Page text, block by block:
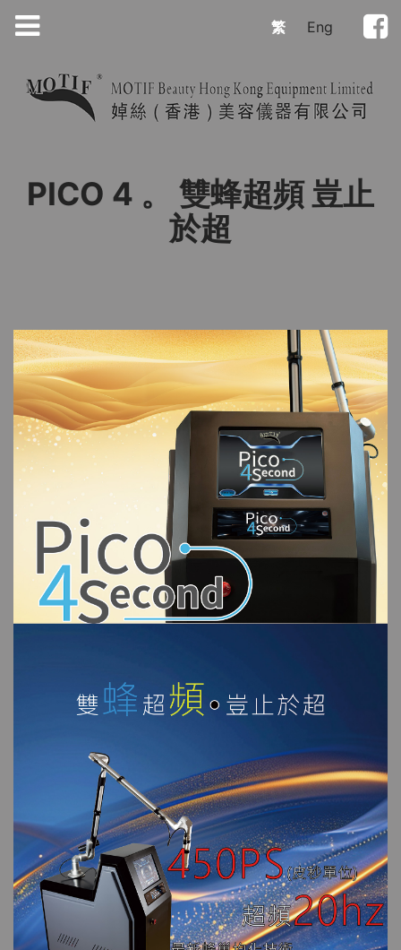
繁 Eng
PICO 4 。 雙蜂超頻 豈止
於超